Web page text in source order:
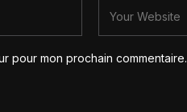
pour mon prochain commentaire.